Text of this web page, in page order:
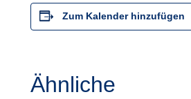
Zum Kalender hinzufügen
Ähnliche